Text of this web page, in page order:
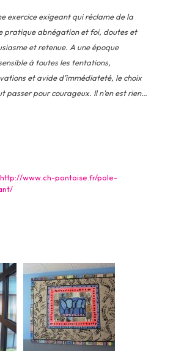
exercice exigeant qui réclame de la
pratique abnégation et foi, doutes et
et retenue. A une époque
à toutes les tentations,
et avide d’immédiateté, le choix
passer pour courageux. Il n’en est rien…
http://www.ch-pontoise.fr/pole-